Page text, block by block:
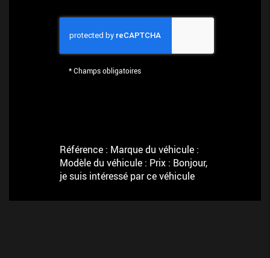
*Champs obligatoires
Référence : Marque du véhicule :
Modèle du véhicule : Prix : Bonjour,
je suis intéressé par ce véhicule